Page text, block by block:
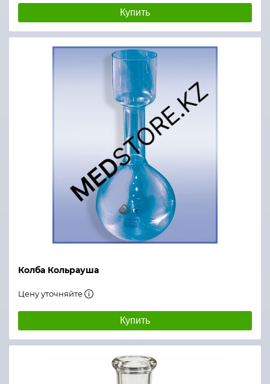
Купить
Колба Кольрауша
Цену уточняйте
Купить